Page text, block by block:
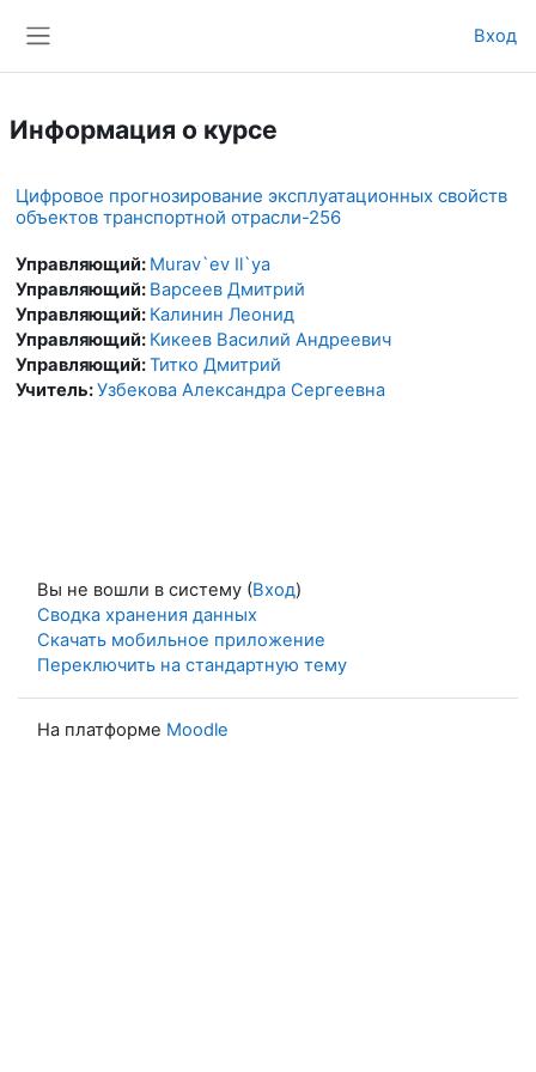
Вход
Информация о курсе
Цифровое прогнозирование эксплуатационных свойств
объектов транспортной отрасли-256
Управляющий: Murav`ev Il`ya
Управляющий: Варсеев Дмитрий
Управляющий: Калинин Леонид
Управляющий: Кикеев Василий Андреевич
Управляющий:Титко Дмитрий
Учитель:Узбекова Александра Сергеевна
Вы не вошли в систему (Вход)
Сводка хранения данных
Скачать мобильное приложение
Переключить на стандартную тему
На платформе Moodle